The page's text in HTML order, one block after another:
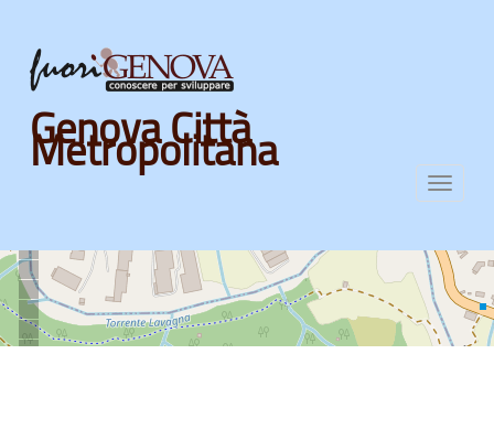
Skip
main
content
Genova Città
Metropolitana